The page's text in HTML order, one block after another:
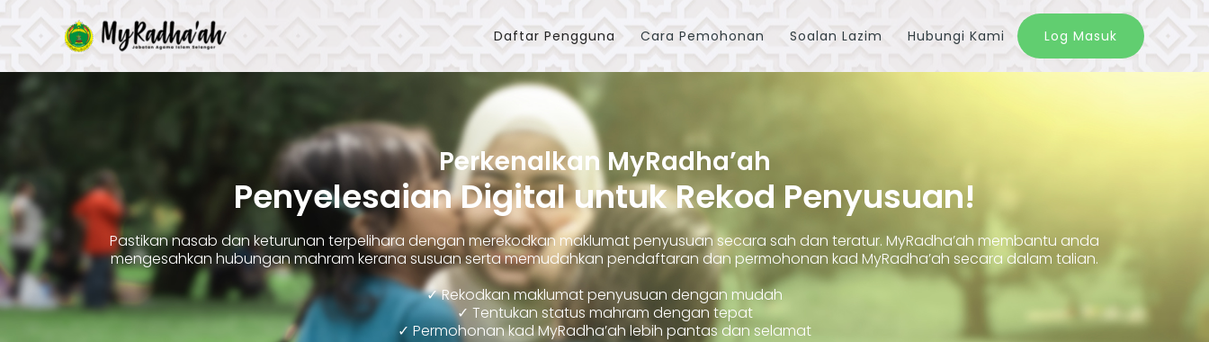
Skip
to
content
Daftar Pengguna Cara Pemohonan Soalan Lazim Hubungi Kami Log Masuk
Perkenalkan MyRadha’ah
Penyelesaian Digital untuk Rekod Penyusuan!
Pastikan nasab dan keturunan terpelihara dengan merekodkan maklumat penyusuan secara sah dan teratur. MyRadha’ah membantu anda
mengesahkan hubungan mahram kerana susuan serta memudahkan pendaftaran dan permohonan kad MyRadha’ah secara dalam talian.
✓ Rekodkan maklumat penyusuan dengan mudah
✓ Tentukan status mahram dengan tepat
✓ Permohonan kad MyRadha’ah lebih pantas dan selamat